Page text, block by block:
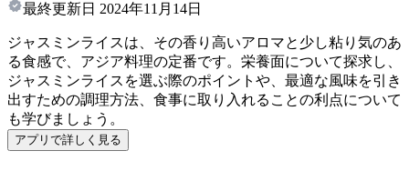
最終更新日 2024年11月14日
ジャスミンライスは、その香り高いアロマと少し粘り気のあ
る食感で、アジア料理の定番です。栄養面について探求し、
ジャスミンライスを選ぶ際のポイントや、最適な風味を引き
出すための調理方法、食事に取り入れることの利点について
も学びましょう。
アプリで詳しく見る